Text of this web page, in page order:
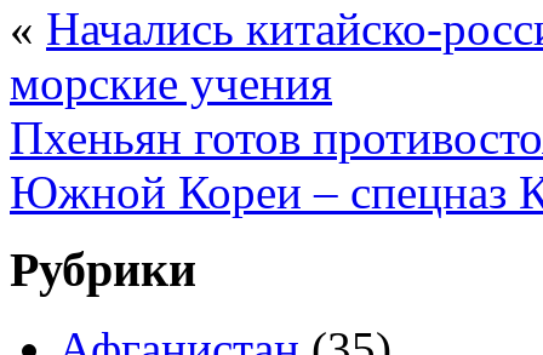
« Начались китайско-
морские учения
Пхеньян готов
Южной Кореи – спецназ
Рубрики